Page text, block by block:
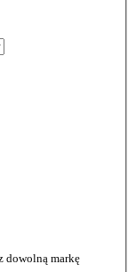
dowolną markę